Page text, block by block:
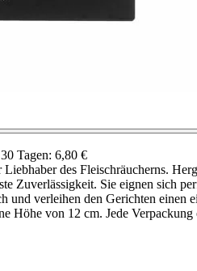
Tagen: 6,80 €
des Fleischräucherns.
Zuverlässigkeit. Sie eignen sich
und verleihen den Gerichten einen
Höhe von 12 cm. Jede